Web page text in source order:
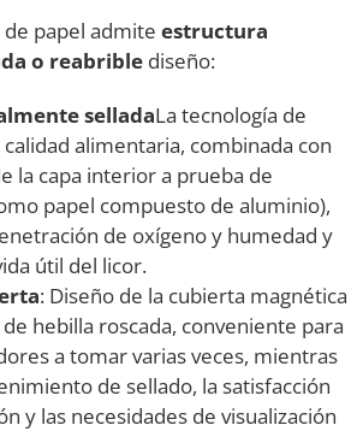
de papel admite estructura
o reabrible diseño:
selladaLa tecnología de
alimentaria, combinada con
la capa interior a prueba de
papel compuesto de aluminio),
de oxígeno y humedad y
útil del licor.
: Diseño de la cubierta magnética
hebilla roscada, conveniente para
a tomar varias veces, mientras
de sellado, la satisfacción
y las necesidades de visualización